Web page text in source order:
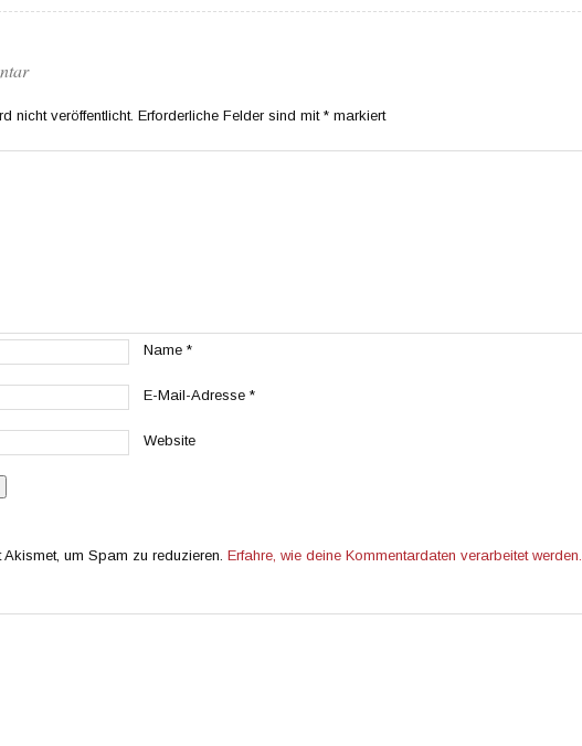
nicht veröffentlicht. Erforderliche Felder sind mit * markiert
Name *
E-Mail-Adresse *
Website
um Spam zu reduzieren. Erfahre, wie deine Kommentardaten verarbeitet werden.